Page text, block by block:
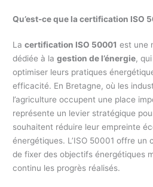
Qu’est-ce que la certification ISO
Lacertification ISO 50001 est une
dédiée à lagestion de l’énergie,
optimiser leurs pratiques
efficacité. En Bretagne, où les
l’agriculture occupent une place
représente un levier stratégique
souhaitent réduire leur empreinte
énergétiques. L’ISO 50001 offre
de fixer des objectifs énergétiques
continu les progrès réalisés.